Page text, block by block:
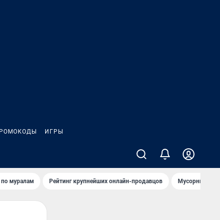
ИГРЫ
по мурaлaм Рейтинг крупнейших онлайн-продавцов Мусорный